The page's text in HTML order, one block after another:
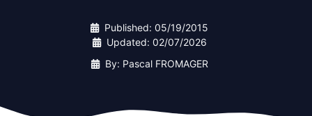
Published: 05/19/2015
Updated: 02/07/2026
By: Pascal FROMAGER